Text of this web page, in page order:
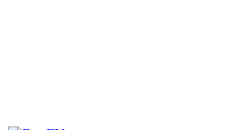
Пожалуйста